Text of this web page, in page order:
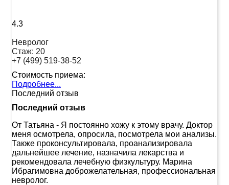
4.3
Невролог
Стаж: 20
+7 (499) 519-38-52
Стоимость приема:
Подробнее...
Последний отзыв
Последний отзыв
От Татьяна - Я постоянно хожу к этому врачу. Доктор
меня осмотрела, опросила, посмотрела мои анализы.
Также проконсультировала, проанализировала
дальнейшее лечение, назначила лекарства и
рекомендовала лечебную физкультуру. Марина
Ибрагимовна доброжелательная, профессиональная
невролог.